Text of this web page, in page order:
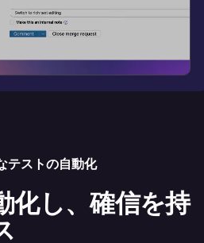
テストの自動化
化し、確信を持